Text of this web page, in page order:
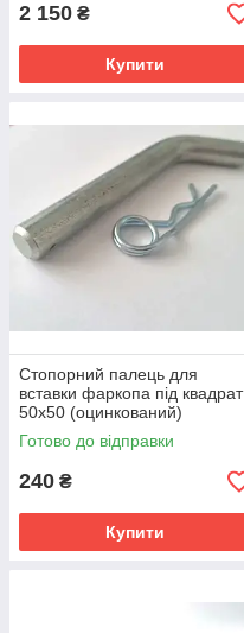
2 150 ₴
Купити
Стопорний палець для
вставки фаркопа під квадрат
50х50 (оцинкований)
діаметром 16 мм з
фіксатором
Готово до відправки
240 ₴
Купити